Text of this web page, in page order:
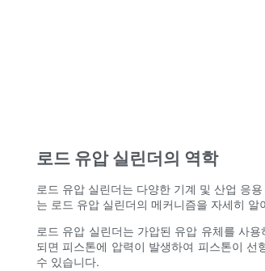
로드 유압 실린더의 역학
로드 유압 실린더는 다양한 기계 및 산업 응
는 로드 유압 실린더의 메커니즘을 자세히
로드 유압 실린더는 가압된 유압 유체를 사
되면 피스톤에 압력이 발생하여 피스톤이
수 있습니다.